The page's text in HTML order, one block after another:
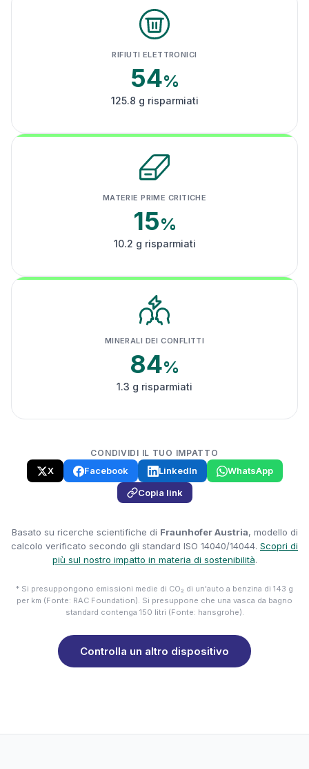
RIFIUTI ELETTRONICI
54%
125.8 g risparmiati
MATERIE PRIME CRITICHE
15%
10.2 g risparmiati
MINERALI DEI CONFLITTI
84%
1.3 g risparmiati
CONDIVIDI IL TUO IMPATTO
X Facebook LinkedIn
WhatsApp
Copia link
Basato su ricerche scientifiche di Fraunhofer Austria, modello di
calcolo verificato secondo gli standard ISO 14040/14044. Scopri di
più sul nostro impatto in materia di sostenibilità.
* Si presuppongono emissioni medie di CO₂ di un'auto a benzina di 143 g
per km (Fonte: RAC Foundation). Si presuppone che una vasca da bagno
standard contenga 150 litri (Fonte: hansgrohe).
Controlla un altro dispositivo